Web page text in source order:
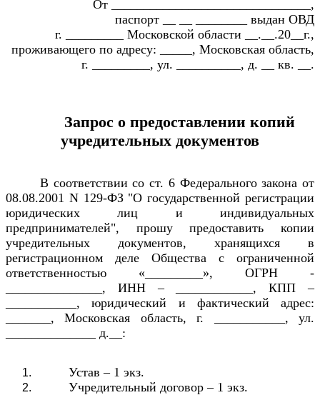
От _______________________________,
паспорт __ __ ________ выдан ОВД
г. _________ Московской области __.__.20__г.,
проживающего по адресу: _____, Московская область,
г. _________, ул. __________, д. __ кв. __.
Запрос о предоставлении копий
учредительных документов
В соответствии со ст. 6 Федерального закона от
08.08.2001 N 129-ФЗ "О государственной регистрации
юридических лиц и индивидуальных
предпринимателей", прошу предоставить копии
учредительных документов, хранящихся в
регистрационном деле Общества с ограниченной
ответственностью «_________», ОГРН -
_______________, ИНН – ____________, КПП –
___________, юридический и фактический адрес:
_______, Московская область, г. ___________, ул.
______________ д.__:
Устав – 1 экз.
Учредительный договор – 1 экз.